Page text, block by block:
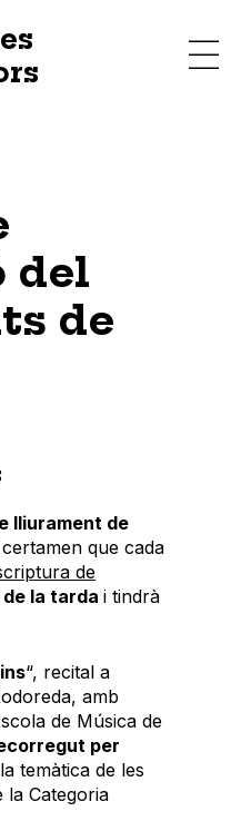
del
de
lliurament de
que cada
de
de la tarda i tindrà
“, recital a
amb
de Música de
per
temàtica de les
la Categoria